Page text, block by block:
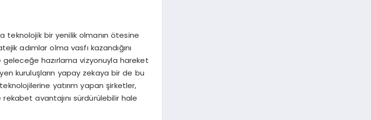
teknolojik bir yenilik olmanın ötesine
adımlar olma vasfı kazandığını
geleceğe hazırlama vizyonuyla hareket
kuruluşların yapay zekaya bir de bu
yatırım yapan şirketler,
avantajını sürdürülebilir hale